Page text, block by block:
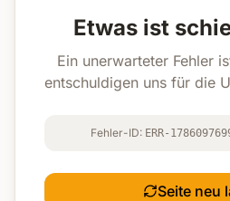
Etwas ist
Ein unerwarteter Fehler
entschuldigen uns für die
Fehler-ID: ERR-
Seite neu